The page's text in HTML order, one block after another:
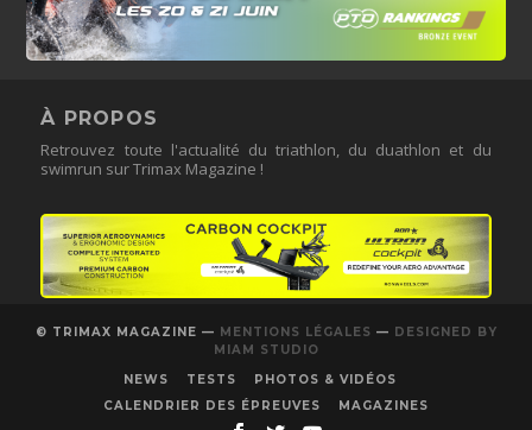
À PROPOS
Retrouvez toute l'actualité du triathlon, du duathlon et du
swimrun sur Trimax Magazine !
© TRIMAX MAGAZINE — MENTIONS LÉGALES — DESIGNED BY
MIAM STUDIO
NEWS
TESTS
PHOTOS & VIDÉOS
CALENDRIER DES ÉPREUVES
MAGAZINES